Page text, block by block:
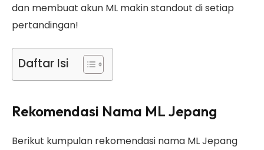
dan membuat akun ML makin standout di setiap
pertandingan!
Daftar Isi
Rekomendasi Nama ML Jepang
Berikut kumpulan rekomendasi nama ML Jepang